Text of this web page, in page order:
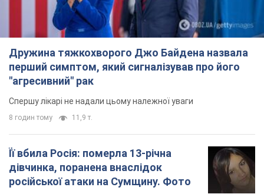
Дружина тяжкохворого Джо Байдена назвала
перший симптом, який сигналізував про його
"агресивний" рак
Спершу лікарі не надали цьому належної уваги
8 годин тому 11,9 т.
Її вбила Росія: померла 13-річна
дівчинка, поранена внаслідок
російської атаки на Сумщину. Фото